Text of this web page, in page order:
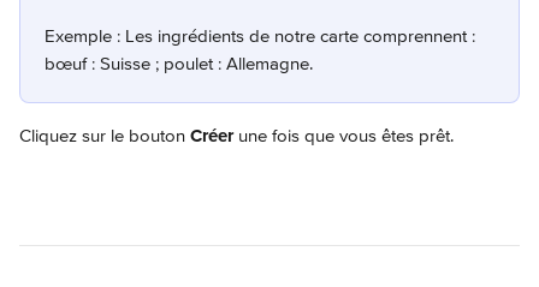
Exemple : Les ingrédients de notre carte comprennent :
bœuf : Suisse ; poulet : Allemagne.
Cliquez sur le bouton Créer une fois que vous êtes prêt.